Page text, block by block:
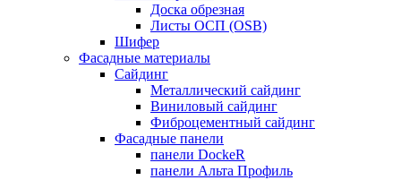
Доска обрезная
Листы ОСП (OSB)
Шифер
Фасадные материалы
Сайдинг
Металлический сайдинг
Виниловый сайдинг
Фиброцементный сайдинг
Фасадные панели
панели DockeR
панели Альта Профиль